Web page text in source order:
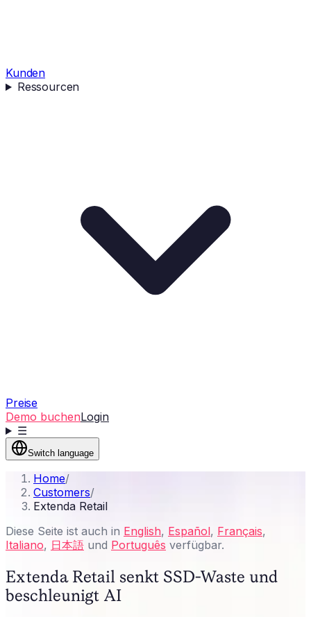
Kunden
Ressourcen
Preise
Demo buchenLogin
☰
Switch language
Home/
Customers/
Extenda Retail
Diese Seite ist auch in English, Español, Français,
Italiano, 日本語 und Português verfügbar.
Extenda Retail senkt SSD-Waste und
beschleunigt AI